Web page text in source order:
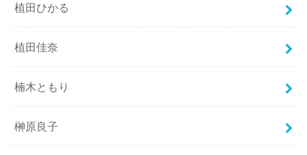
植田ひかる
植田佳奈
楠木ともり
榊原良子